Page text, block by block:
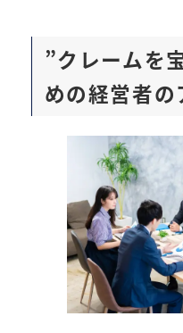
”クレームを
めの経営者の